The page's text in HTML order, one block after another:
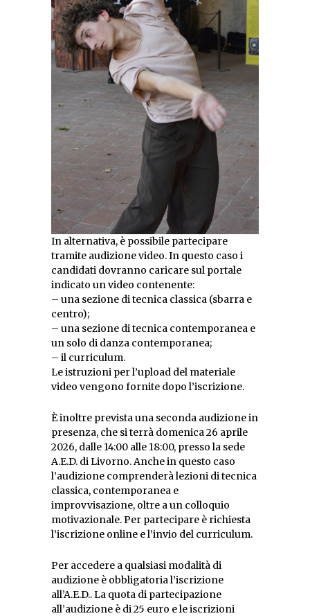
In alternativa, è possibile partecipare
tramite audizione video. In questo caso i
candidati dovranno caricare sul portale
indicato un video contenente:
– una sezione di tecnica classica (sbarra e
centro);
– una sezione di tecnica contemporanea e
un solo di danza contemporanea;
– il curriculum.
Le istruzioni per l’upload del materiale
video vengono fornite dopo l’iscrizione.
È inoltre prevista una seconda audizione in
presenza, che si terrà domenica 26 aprile
2026, dalle 14:00 alle 18:00, presso la sede
A.E.D. di Livorno. Anche in questo caso
l’audizione comprenderà lezioni di tecnica
classica, contemporanea e
improvvisazione, oltre a un colloquio
motivazionale. Per partecipare è richiesta
l’iscrizione online e l’invio del curriculum.
Per accedere a qualsiasi modalità di
audizione è obbligatoria l’iscrizione
all’A.E.D.. La quota di partecipazione
all’audizione è di 25 euro e le iscrizioni